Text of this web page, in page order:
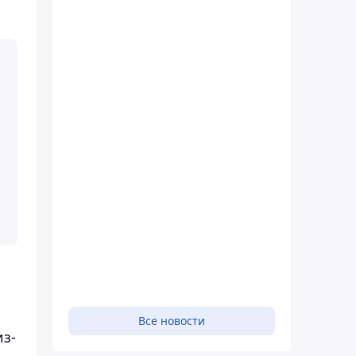
Все новости